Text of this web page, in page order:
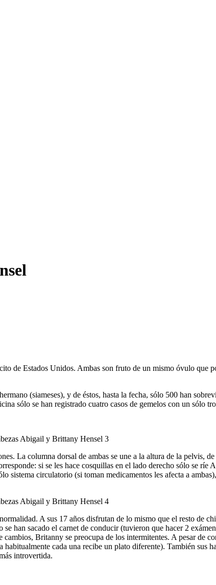
de Estados Unidos. Ambas son fruto de un mismo óvulo que
hermano (siameses), y de éstos, hasta la fecha, sólo 500 han
sólo se han registrado cuatro casos de gemelos con un sólo
. La columna dorsal de ambas se une a la altura de la pelvis, de
: si se les hace cosquillas en el lado derecho sólo se ríe
sistema circulatorio (si toman medicamentos les afecta a ambas
normalidad. A sus 17 años disfrutan de lo mismo que el resto de
se han sacado el carnet de conducir(tuvieron que hacer2
cambios, Britanny se preocupa de los intermitentes. A pesarde
habitualmente cada una recibe un plato diferente). También sus
introvertida.